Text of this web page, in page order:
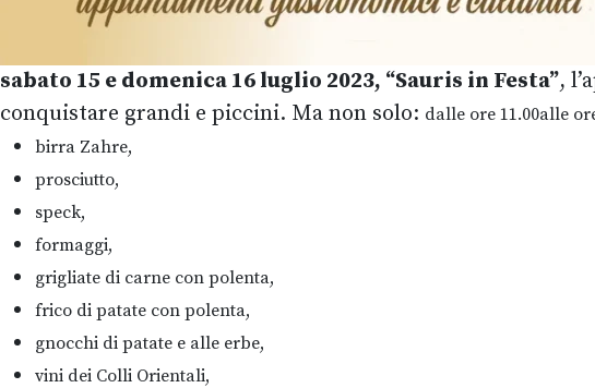
sabato 15 e domenica 16 luglio 2023, “Sauris in Festa”,
conquistare grandi e piccini. Ma non solo: dalle ore 11.00alle
birra Zahre,
prosciutto,
speck,
formaggi,
grigliate di carne con polenta,
frico di patate con polenta,
gnocchi di patate e alle erbe,
vini dei Colli Orientali,